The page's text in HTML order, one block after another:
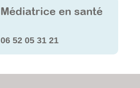
Médiatrice en santé
06 52 05 31 21